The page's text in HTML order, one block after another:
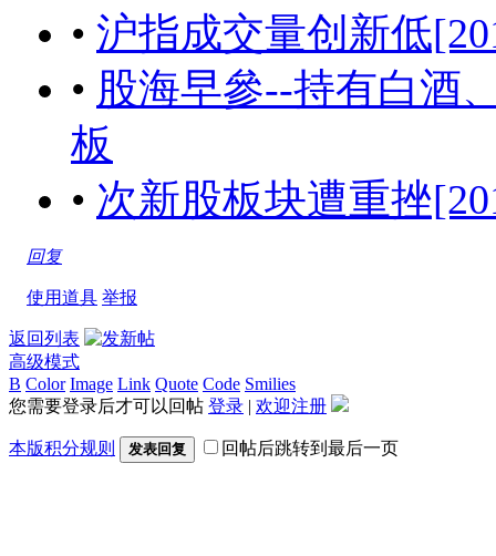
• 沪指成交量创新低
• 股海早參--持有白酒
板
• 次新股板块遭重挫
回复
使用道具 举报
返回列表
高级模式
B Color Image Link Quote Code Smilies
您需要登录后才可以回帖 登录 | 欢迎注册
本版积分规则 发表回复 回帖后跳转到最后一页